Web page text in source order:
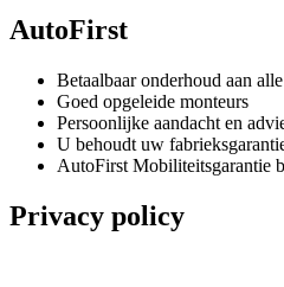
AutoFirst
Betaalbaar onderhoud aan
Goed opgeleide monteurs
Persoonlijke aandacht en
U behoudt uw
AutoFirst Mobiliteitsgarantie
Privacy policy